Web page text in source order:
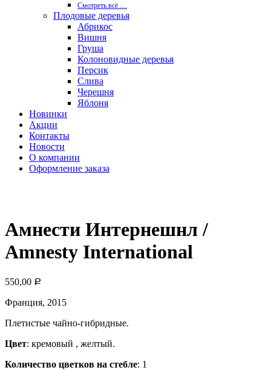
Смотреть вcё …
Плодовые деревья
Абрикос
Вишня
Груша
Колоновидные деревья
Персик
Слива
Черешня
Яблоня
Новинки
Акции
Контакты
Новости
О компании
Оформление заказа
Амнести Интернешнл /
Amnesty International
550,00 Р
Франция, 2015
Плетистые чайно-гибридные.
Цвет: кремовый , желтый.
Количество цветков на стебле: 1